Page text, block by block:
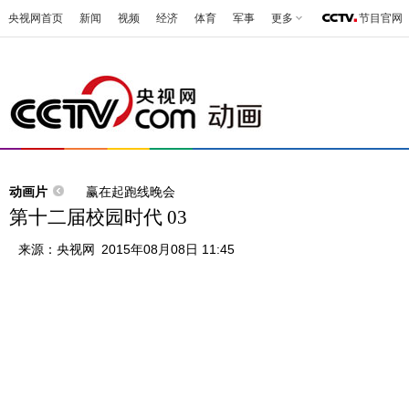
央视网首页 新闻 视频 经济 体育 军事 更多 节目官网
动画片 赢在起跑线晚会
第十二届校园时代 03
来源： 央视网 2015年08月08日 11:45